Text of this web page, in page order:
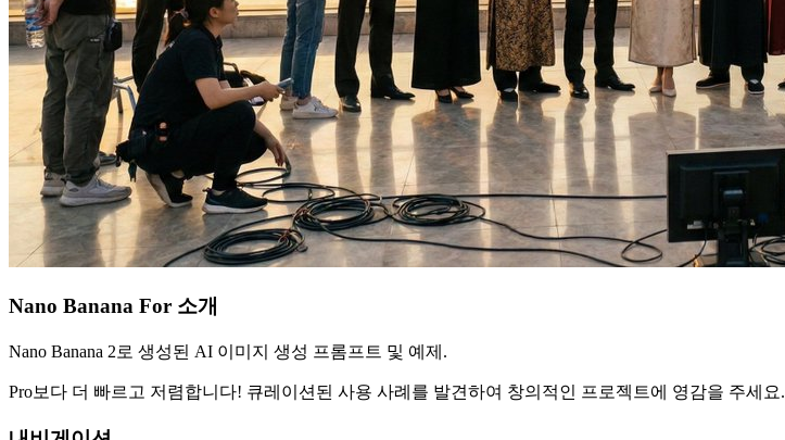
Nano Banana For 소개
Nano Banana 2로 생성된 AI 이미지 생성 프롬프트 및 예제.
Pro보다 더 빠르고 저렴합니다! 큐레이션된 사용 사례를 발견하여 창의적인 프로젝트에 영감을 주세요.